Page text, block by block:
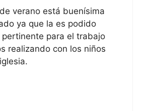
verano está buenísima
ya que la es podido
pertinente para el trabajo
realizando con los niños